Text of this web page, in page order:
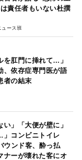
責任者もいない杜撰
ュース班
を肛門に挿れて…」
、依存症専門医が語
者の結末
い」「大便が壁に」
」コンビニトイレ
ウンド客、酔っ払
ーが壊れた客にオ